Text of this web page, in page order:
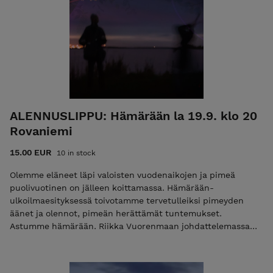
huomioimaan ne mahdollisuuksien mukaan. Pukeudu
kävelylle sään mukaisesti. Voit halutessasi ottaa myös pienet
ALENNUSLIPPU: Hämärään la 19.9. klo 20
Rovaniemi
15.00 EUR 10 in stock
Olemme eläneet läpi valoisten vuodenaikojen ja pimeä
puolivuotinen on jälleen koittamassa. Hämärään-
ulkoilmaesityksessä toivotamme tervetulleiksi pimeyden
äänet ja olennot, pimeän herättämät tuntemukset.
Astumme hämärään. Riikka Vuorenmaan johdattelemassa
esittämä musiikki sekä eri vuodenaikoina tehdyistä